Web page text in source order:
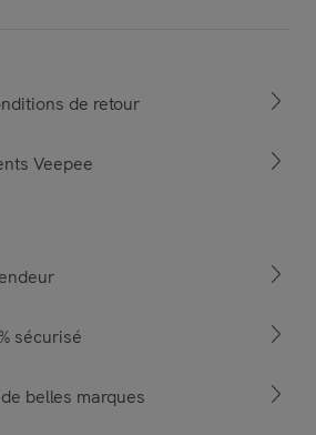
de retour
Veepee
sécurisé
belles marques